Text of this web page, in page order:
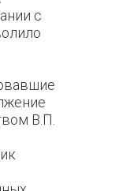
с
В.П.